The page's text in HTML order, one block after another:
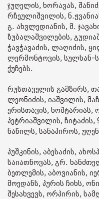
ჯუღელის, ხორავას,
რჩეულიშვილის,
გ. ახვლედიანის, მ.
ზუბალაშვილების,
ჭავჭავაძის, ლაღიძის,
ლერმონტოვის, სულხან-
ქუჩებს.
რუსთაველის გამზირს,
ლეონიძის, იაშვილის,
ერისთავის,
პეტრიაშვილის,
ნაწილს, სანაპიროს,
პუშკინის, აბესაძის,
საიათნოვას, გრ.
ბეთლემის, აბოვიანის,
მოედანს, პურის ჩიხს,
შესახვევს, ორპირის,